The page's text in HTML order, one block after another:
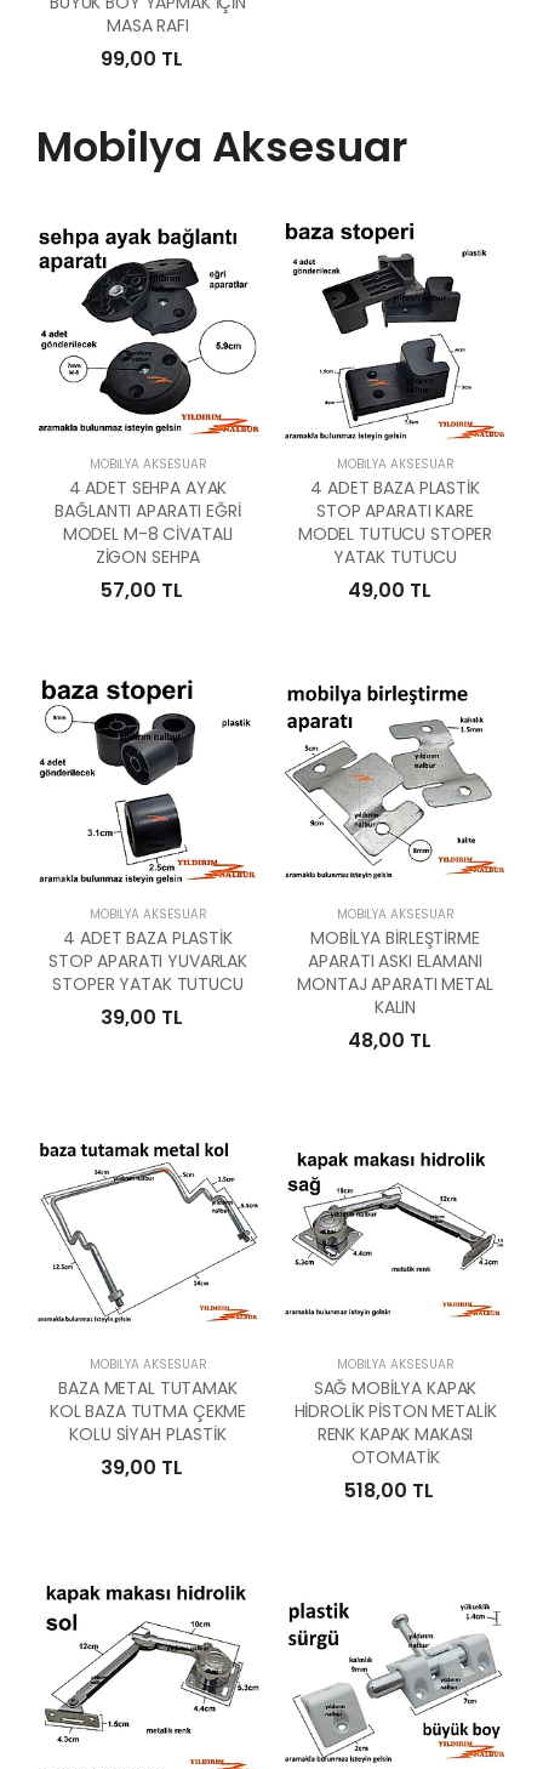
MASA RAFI
99,00 TL
Mobilya Aksesuar
MOBILYA AKSESUAR
4 ADET SEHPA AYAK
BAĞLANTI APARATI EĞRİ
MODEL M-8 CİVATALI
ZİGON SEHPA
57,00 TL
MOBILYA AKSESUAR
4 ADET BAZA PLASTİK
STOP APARATI KARE
MODEL TUTUCU STOPER
YATAK TUTUCU
49,00 TL
MOBILYA AKSESUAR
4 ADET BAZA PLASTİK
STOP APARATI YUVARLAK
STOPER YATAK TUTUCU
39,00 TL
MOBILYA AKSESUAR
MOBİLYA BİRLEŞTİRME
APARATI ASKI ELAMANI
MONTAJ APARATI METAL
KALIN
48,00 TL
MOBILYA AKSESUAR
BAZA METAL TUTAMAK
KOL BAZA TUTMA ÇEKME
KOLU SİYAH PLASTİK
39,00 TL
MOBILYA AKSESUAR
SAĞ MOBİLYA KAPAK
HİDROLİK PİSTON METALİK
RENK KAPAK MAKASI
OTOMATİK
518,00 TL